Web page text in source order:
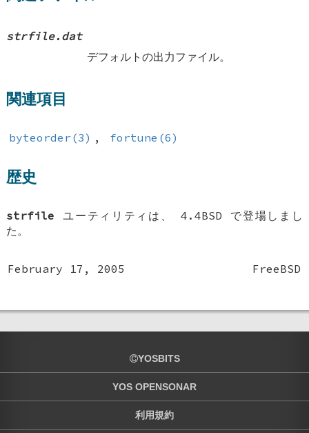
strfile.dat
デフォルトの出力ファイル。
関連項目
byteorder(3) , fortune(6)
歴史
strfile ユーティリティは、4.4BSD で登場しまし
た。
February 17, 2005 FreeBSD
YOSBITS
YOS OPENSONAR
利用規約